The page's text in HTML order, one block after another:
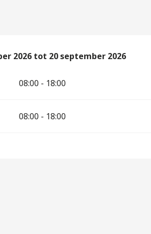
2026 tot 20 september 2026
2026 tot 20 september 2026
08:00 - 18:00
08:00 - 18:00